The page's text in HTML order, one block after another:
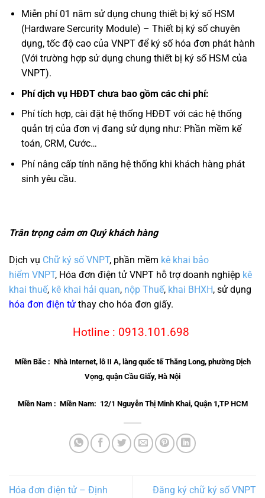
Miễn phí 01 năm sử dụng chung thiết bị ký số HSM
(Hardware Sercurity Module) – Thiết bị ký số chuyên
dụng, tốc độ cao của VNPT để ký số hóa đơn phát hành
(Với trường hợp sử dụng chung thiết bị ký số HSM của
VNPT).
Phí dịch vụ HĐĐT chưa bao gồm các chi phí:
Phí tích hợp, cài đặt hệ thống HĐĐT với các hệ thống
quản trị của đơn vị đang sử dụng như: Phần mềm kế
toán, CRM, Cước…
Phí nâng cấp tính năng hệ thống khi khách hàng phát
sinh yêu cầu.
Trân trọng cảm ơn Quý khách hàng
Dịch vụ Chữ ký số VNPT, phần mềm kê khai bảo
hiểm VNPT, Hóa đơn điện tử VNPT hỗ trợ doanh nghiệp kê
khai thuế, kê khai hải quan, nộp Thuế, khai BHXH, sử dụng
hóa đơn điện tử thay cho hóa đơn giấy.
Hotline : 0913.101.698
Miền Bắc : Nhà Internet, lô II A, làng quốc tế Thăng Long, phường Dịch
Vọng, quận Cầu Giấy, Hà Nội
Miền Nam : Miền Nam: 12/1 Nguyễn Thị Minh Khai, Quận 1,TP HCM
Hóa đơn điện tử – Định
Đăng ký chữ ký số VNPT